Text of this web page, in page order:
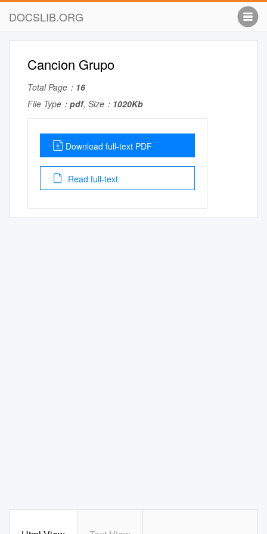
DOCSLIB.ORG
Cancion Grupo
Total Page： 16
File Type： pdf, Size： 1020Kb
Download full-text PDF
Read full-text